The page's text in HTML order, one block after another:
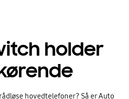
holder
hovedtelefoner? Så er Auto